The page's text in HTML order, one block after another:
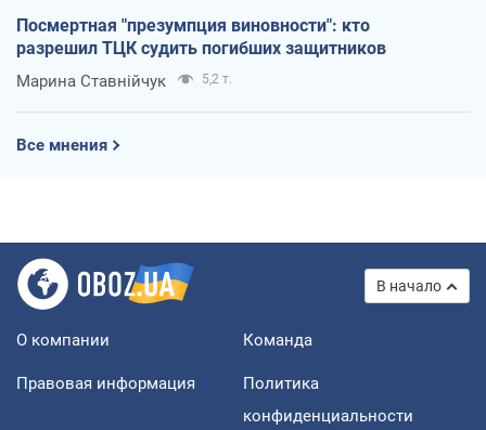
Посмертная "презумпция виновности": кто
разрешил ТЦК судить погибших защитников
Марина Ставнійчук 5,2 т.
Все мнения
В начало
О компании Команда
Правовая информация
Политика
конфиденциальности